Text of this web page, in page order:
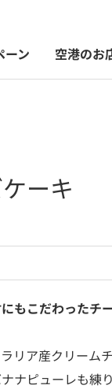
ーン 空港のお
ーキ
もこだわったチ
リア産クリーム
ピューレも練り